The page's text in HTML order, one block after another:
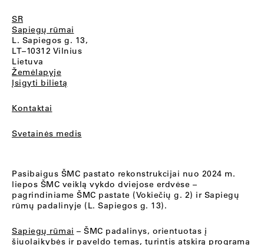
SR
Sapiegų rūmai
L. Sapiegos g. 13,
LT–10312 Vilnius
Lietuva
Žemėlapyje
Įsigyti bilietą
Kontaktai
Svetainės medis
Pasibaigus ŠMC pastato rekonstrukcijai nuo 2024 m.
liepos ŠMC veiklą vykdo dviejose erdvėse –
pagrindiniame ŠMC pastate (Vokiečių g. 2) ir Sapiegų
rūmų padalinyje (L. Sapiegos g. 13).
Sapiegų rūmai – ŠMC padalinys, orientuotas į
šiuolaikybės ir paveldo temas, turintis atskirą programą